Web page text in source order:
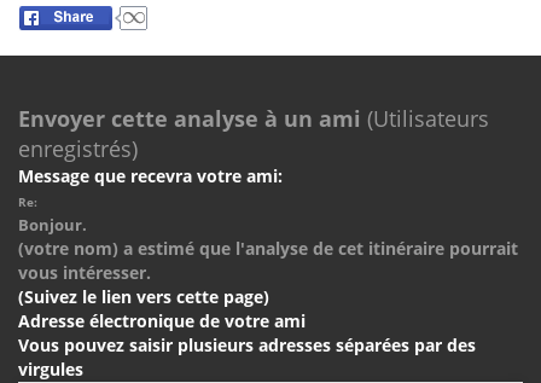
Envoyer cette analyse à un ami (Utilisateurs
enregistrés)
Message que recevra votre ami:
Re:
Bonjour.
(votre nom) a estimé que l'analyse de cet itinéraire pourrait
vous intéresser.
(Suivez le lien vers cette page)
Adresse électronique de votre ami
Vous pouvez saisir plusieurs adresses séparées par des
virgules